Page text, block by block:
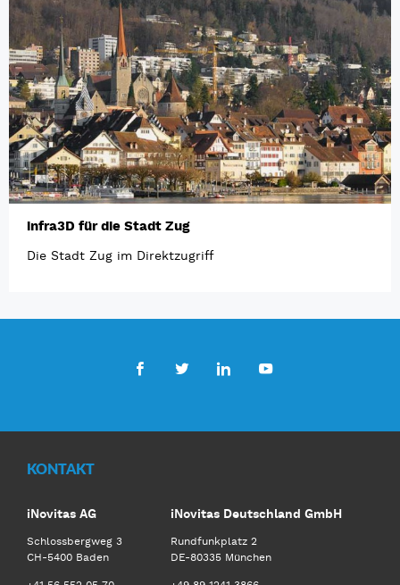
infra3D für die Stadt Zug
Die Stadt Zug im Direktzugriff
KONTAKT
iNovitas AG
Schlossbergweg 3
CH-5400 Baden
iNovitas Deutschland GmbH
Rundfunkplatz 2
DE-80335 München